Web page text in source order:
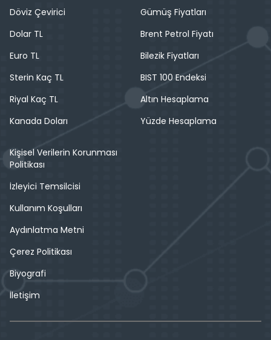
Döviz Çevirici
Dolar TL
Euro TL
Sterin Kaç TL
Riyal Kaç TL
Kanada Doları
Gümüş Fiyatları
Brent Petrol Fiyatı
Bilezik Fiyatları
BIST 100 Endeksi
Altın Hesaplama
Yüzde Hesaplama
Kişisel Verilerin Korunması
Politikası
İzleyici Temsilcisi
Kullanım Koşulları
Aydınlatma Metni
Çerez Politikası
Biyografi
İletişim